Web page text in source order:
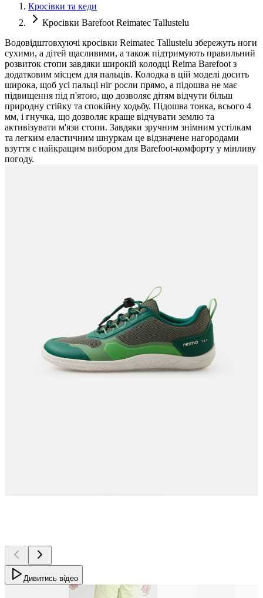
Кросівки та кеди
Кросівки Barefoot Reimatec Tallustelu
Водовідштовхуючі кросівки Reimatec Tallustelu збережуть ноги
сухими, а дітей щасливими, а також підтримують правильний
розвиток стопи завдяки широкій колодці Reima Barefoot з
додатковим місцем для пальців. Колодка в цій моделі досить
широка, щоб усі пальці ніг росли прямо, а підошва не має
підвищення під п'ятою, що дозволяє дітям відчути більш
природну стійку та спокійну ходьбу. Підошва тонка, всього 4
мм, і гнучка, що дозволяє краще відчувати землю та
активізувати м'язи стопи. Завдяки зручним знімним устілкам
та легким еластичним шнуркам це відзначене нагородами
взуття є найкращим вибором для Barefoot-комфорту у мінливу
погоду.
Дивитись відео